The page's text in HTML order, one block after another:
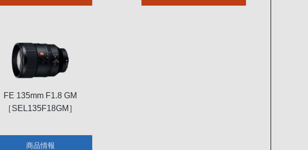
FE 135mm F1.8 GM
［SEL135F18GM］
商品情報